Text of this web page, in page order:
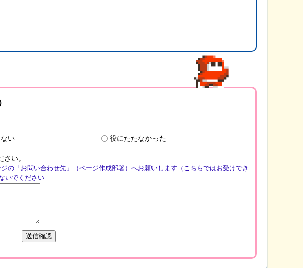
い 役にたたなかった
い。
の「お問い合わせ先」（ページ作成部署）へお願いします（こちらではお受けでき
いでください